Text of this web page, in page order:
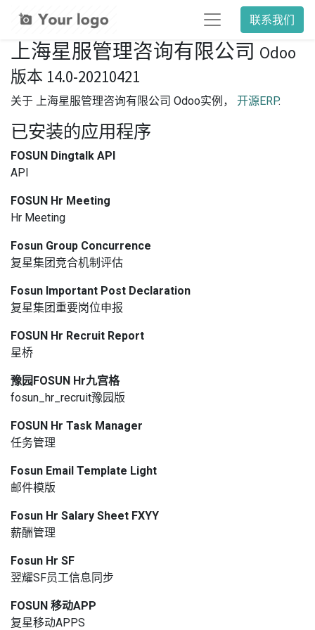
联系我们
上海星服管理咨询有限公司 Odoo
版本 14.0-20210421
关于 上海星服管理咨询有限公司 Odoo实例， 开源ERP.
已安装的应用程序
FOSUN Dingtalk API
API
FOSUN Hr Meeting
Hr Meeting
Fosun Group Concurrence
复星集团竞合机制评估
Fosun Important Post Declaration
复星集团重要岗位申报
FOSUN Hr Recruit Report
星桥
豫园FOSUN Hr九宫格
fosun_hr_recruit豫园版
FOSUN Hr Task Manager
任务管理
Fosun Email Template Light
邮件模版
Fosun Hr Salary Sheet FXYY
薪酬管理
Fosun Hr SF
翌耀SF员工信息同步
FOSUN 移动APP
复星移动APPS